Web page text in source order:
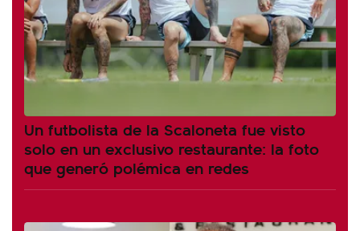
Un futbolista de la Scaloneta fue visto
solo en un exclusivo restaurante: la foto
que generó polémica en redes